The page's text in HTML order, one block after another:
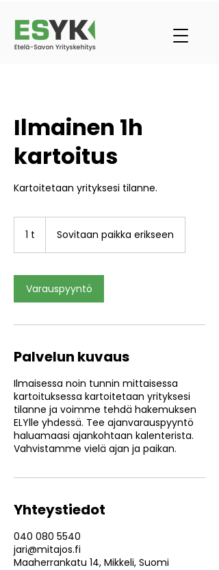
Ilmainen 1h
kartoitus
Kartoitetaan yrityksesi tilanne.
1 t Sovitaan paikka erikseen
Varauspyyntö
Palvelun kuvaus
Ilmaisessa noin tunnin mittaisessa
kartoituksessa kartoitetaan yrityksesi
tilanne ja voimme tehdä hakemuksen
ELYlle yhdessä. Tee ajanvarauspyyntö
haluamaasi ajankohtaan kalenterista.
Vahvistamme vielä ajan ja paikan.
Yhteystiedot
040 080 5540
jari@mitajos.fi
Maaherrankatu 14, Mikkeli, Suomi